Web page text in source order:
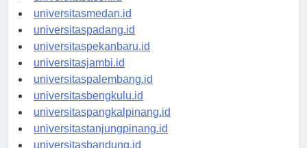
universitasaceh.id
universitasmedan.id
universitaspadang.id
universitaspekanbaru.id
universitasjambi.id
universitaspalembang.id
universitasbengkulu.id
universitaspangkalpinang.id
universitastanjungpinang.id